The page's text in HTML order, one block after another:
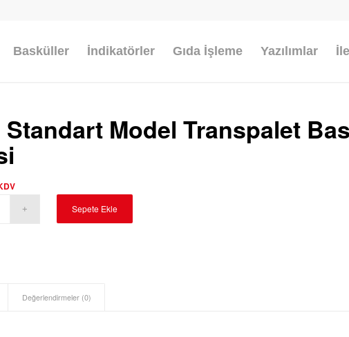
Basküller İndikatörler Gıda İşleme Yazılımlar
Standart Model Transpalet
Sepete Ekle
Değerlendirmeler (0)